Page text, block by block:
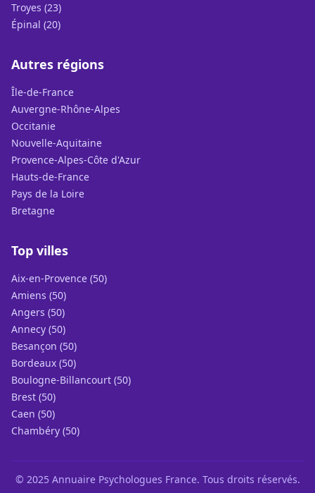
Troyes (23)
Épinal (20)
Autres régions
Île-de-France
Auvergne-Rhône-Alpes
Occitanie
Nouvelle-Aquitaine
Provence-Alpes-Côte d'Azur
Hauts-de-France
Pays de la Loire
Bretagne
Top villes
Aix-en-Provence (50)
Amiens (50)
Angers (50)
Annecy (50)
Besançon (50)
Bordeaux (50)
Boulogne-Billancourt (50)
Brest (50)
Caen (50)
Chambéry (50)
© 2025 Annuaire Psychologues France. Tous droits réservés.